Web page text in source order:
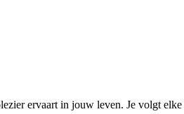
ervaart in jouw leven. Je volgt